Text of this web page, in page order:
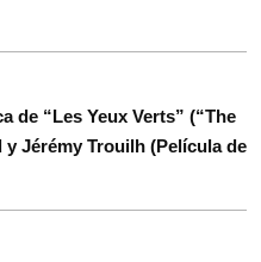
de “Les Yeux Verts” (“The
y Jérémy Trouilh (Película de